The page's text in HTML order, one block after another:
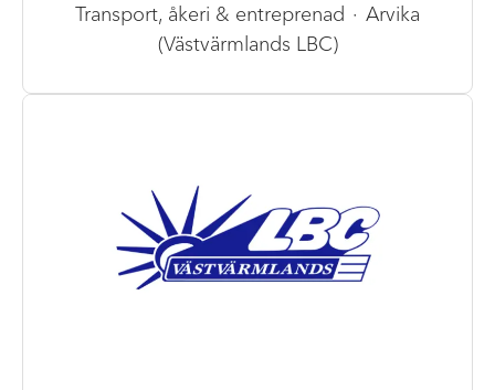
Transport, åkeri & entreprenad · Arvika
(Västvärmlands LBC)